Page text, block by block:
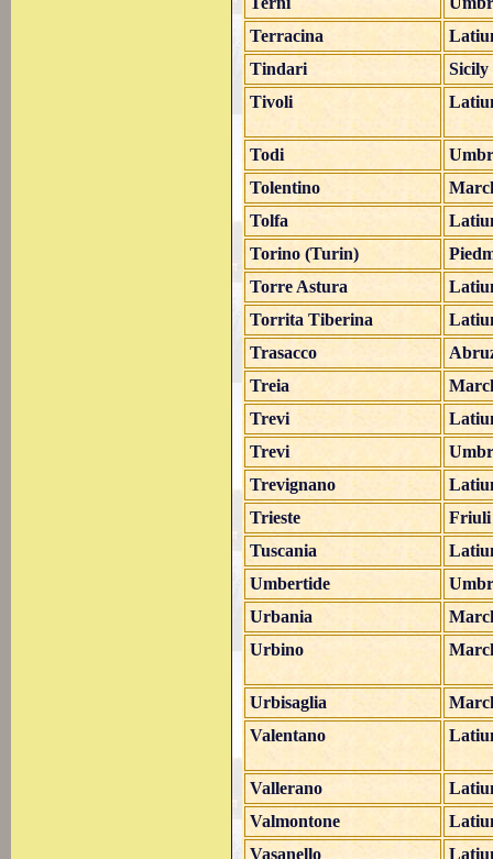
Terracina
Tindari
Sicily
Tivoli
Todi
Tolentino
Tolfa
Torino (Turin)
Torre Astura
Torrita Tiberina
Trasacco
Treia
Trevi
Trevi
Trevignano
Trieste
Friuli
Tuscania
Umbertide
Urbania
Urbino
Urbisaglia
Valentano
Vallerano
Valmontone
Vasanello